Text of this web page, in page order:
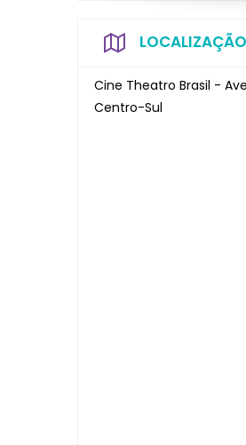
LOCALIZAÇÃO
Cine Theatro Brasil -
Centro-Sul